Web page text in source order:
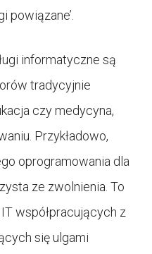
powiązane’.
informatyczne są
tradycyjnie
czy medycyna,
Przykładowo,
oprogramowania dla
ze zwolnienia. To
współpracujących z
się ulgami